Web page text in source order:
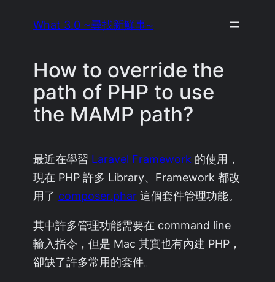
What 3.0 ~尋找新鮮事~
How to override the
path of PHP to use
the MAMP path?
最近在學習 Laravel Framework 的使用，
現在 PHP 許多 Library、Framework 都改
用了 composer.phar 這個套件管理功能。
其中許多管理功能需要在 command line
輸入指令，但是 Mac 其實也有內建 PHP，
卻缺了許多常用的套件。